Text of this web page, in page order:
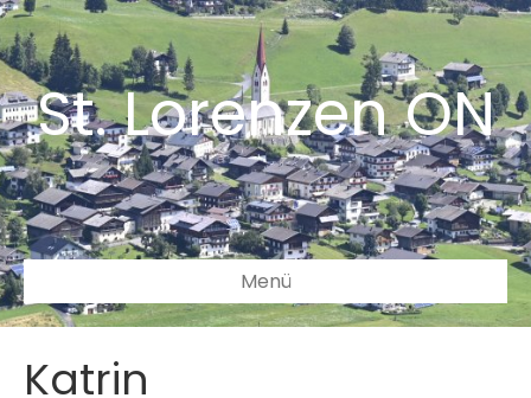
St. Lorenzen ON
Menü
Katrin